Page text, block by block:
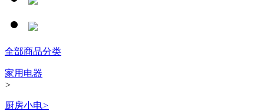
全部商品分类
家用电器
>
厨房小电>